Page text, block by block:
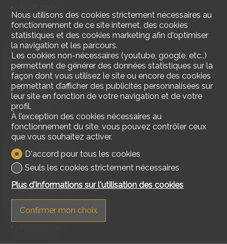
Intérieur
Sans ascenseur
Salle de bain privative
Non meublé
Lumineux
Avec cachet
Equipement
Cuisine agencée
Plaques vitrocéramiques
Lave-vaisselle
Buanderie collective
Douche
Téléréseau
Nous utilisons des cookies strictement nécessaires au
fonctionnement de ce site internet, des cookies
statistiques et des cookies marketing afin d'optimiser
la navigation et les parcours.
Les cookies non-nécessaires (youtube, google, etc..)
permettent de générer des données statistiques sur la
façon dont vous utilisez le site ou encore des cookies
permettant d’afficher des publicités personnalisées sur
leur site en fonction de votre navigation et de votre
profil.
À l’exception des cookies nécessaires au
fonctionnement du site, vous pouvez contrôler ceux
que vous souhaitez activer.
D'accord pour tous les cookies
Seuls les cookies strictement nécessaires
Plus d'informations sur l'utilisation des cookies
Confirmer mon choix